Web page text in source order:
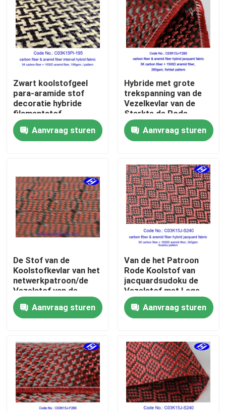
Thuis
Videos
Over ons
Kwaliteitscontrole
Contacteer ons
nieuws
Vraag een offerte aan
De Stof van koolstofaramid
Zwart koolstofgeel
para-aramide stof
decoratie hybride
filamentstof
Aanvraag sturen
Hybride met grote
trekspanning van de
Vezelkevlar van de
Sterkte de Rode
Koolstof met
Jacquardfishtail
Patroon
Aanvraag sturen
De Stof van de
Koolstofkevlar van het
netwerkpatroon/de
Vezelstof van de
Jacquardhybride
Geweven Gloeidraad
Aanvraag sturen
Van de het Patroon
Rode Koolstof van
jacquardsudoku de
Vezelstof met Lage
Brandbaarheid
Aanvraag sturen